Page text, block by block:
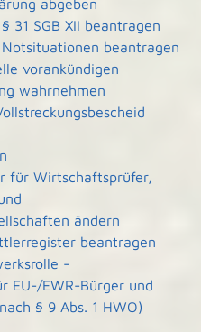
abgeben
31 SGB XII beantragen
beantragen
vorankündigen
wahrnehmen
für Wirtschaftsprüfer,
ändern
beantragen
-
EU-/EWR-Bürger und
§ 9 Abs. 1 HWO)